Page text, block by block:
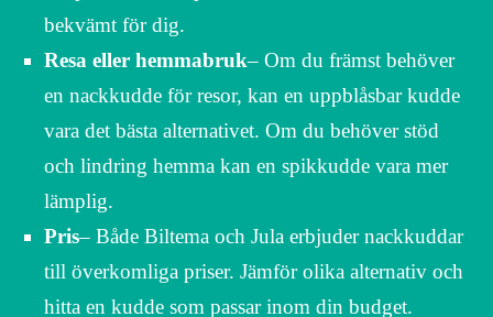
bekvämt för dig.
Resa eller hemmabruk– Om du främst behöver
en nackkudde för resor, kan en uppblåsbar kudde
vara det bästa alternativet. Om du behöver stöd
och lindring hemma kan en spikkudde vara mer
lämplig.
Pris– Både Biltema och Jula erbjuder nackkuddar
till överkomliga priser. Jämför olika alternativ och
hitta en kudde som passar inom din budget.